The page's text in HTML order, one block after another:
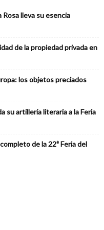
Rosa lleva su esencia
de la propiedad privada en
los objetos preciados
su artillería literaria a la Feria
de la 22ª Feria del